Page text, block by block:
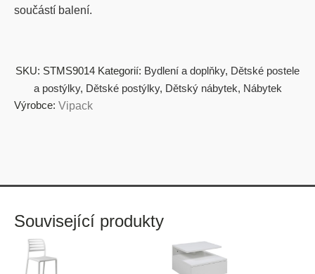
součástí balení.
SKU: STMS9014 Kategorií: Bydlení a doplňky, Dětské postele
a postýlky, Dětské postýlky, Dětský nábytek, Nábytek
Výrobce: Vipack
Související produkty